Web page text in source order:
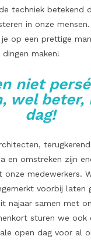
techniek betekend
in onze
op een prettige
maken!
niet
wel beter,
dag!
en omstreken zijn
medewerkers.
voorbij laten
najaar samen met
sturen we ook
open dag voor al